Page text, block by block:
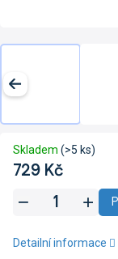
729 Kč
Skladem (>5 ks)
Detailní informace